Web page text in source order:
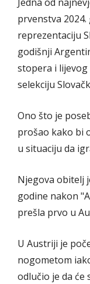
prvenstva
reprezentaciju
godišnji
stopera i lijevog
selekciju
Ono što je
prošao kako bi
u situaciju da
Njegova obitelj
godine nakon
prešla prvo u
U Austriji je
nogometom
odlučio je da će